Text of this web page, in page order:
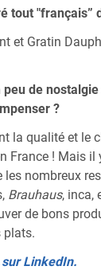
tout "français”
et Gratin
peu de
?
la qualité et le
France ! Mais il
les nombreux
Brauhaus, inca,
de bons
plats.
LinkedIn.